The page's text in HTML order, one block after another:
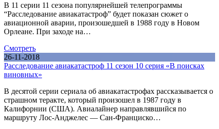
В 11 серии 11 сезона популярнейшей телепрограммы
“Расследование авиакатастроф” будет показан сюжет о
авиационной аварии, произошедшей в 1988 году в Новом
Орлеане. При заходе на…
Смотреть
26-11-2018
Расследование авиакатастроф 11 сезон 10 серия «В поисках
виновных»
В десятой серии сериала об авиакатастрофах рассказывается о
страшном теракте, который произошел в 1987 году в
Калифорнии (США). Авиалайнер направлявшийся по
маршруту Лос-Анджелес — Сан-Франциско…